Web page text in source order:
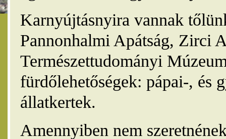
Karnyújtásnyira vannak
Pannonhalmi Apátság, Zirci
Természettudományi
fürdőlehetőségek: pápai-, és
állatkertek.
Amennyiben nem